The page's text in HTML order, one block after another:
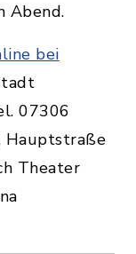
Abend.
bei
07306
Hauptstraße
Theater